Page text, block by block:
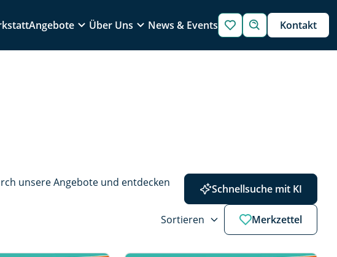
Angebote Über Uns News & Events Kontakt
unsere Angebote und entdecken
Schnellsuche mit KI
Merkzettel
Sortieren